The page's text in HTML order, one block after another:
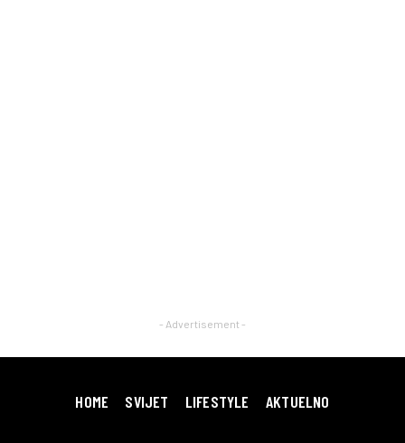
- Advertisement -
HOME SVIJET LIFESTYLE AKTUELNO